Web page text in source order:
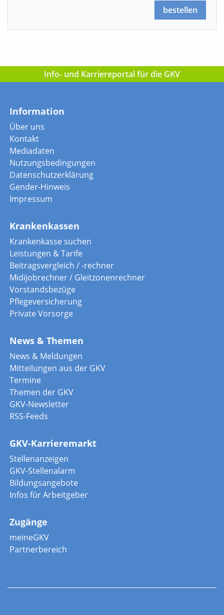
bestellen
Info- und Karriereportal für die GKV
Information
Über uns
Kontakt
Mediadaten
Nutzungsbedingungen
Datenschutzerklärung
Gender-Hinweis
Impressum
Krankenkassen
Krankenkasse suchen
Leistungen & Tarife
Beitragsvergleich / -rechner
Midijobrechner / Gleitzonenrechner
Vorstandsbezüge
Pflegeversicherung
Private Vorsorge
News & Themen
News & Meldungen
Mitteilungen aus der GKV
Termine
Themen der GKV
GKV-Newsletter
RSS-Feeds
GKV-Karrieremarkt
Stellenanzeigen
GKV-Stellenalarm
Bildungsangebote
Infos für Arbeitgeber
Zugänge
meineGKV
Partnerbereich